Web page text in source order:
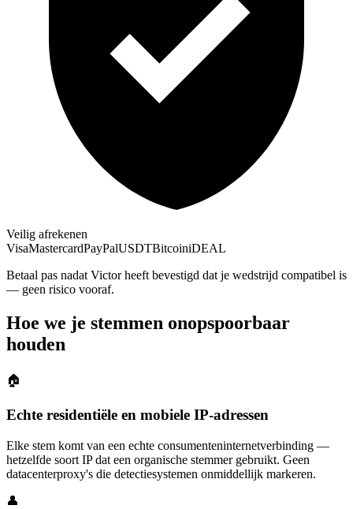
Veilig afrekenen
VisaMastercardPayPalUSDTBitcoiniDEAL
Betaal pas nadat Victor heeft bevestigd dat je wedstrijd compatibel is
— geen risico vooraf.
Hoe we je stemmen onopspoorbaar
houden
🏠
Echte residentiële en mobiele IP-adressen
Elke stem komt van een echte consumenteninternetverbinding —
hetzelfde soort IP dat een organische stemmer gebruikt. Geen
datacenterproxy's die detectiesystemen onmiddellijk markeren.
👤